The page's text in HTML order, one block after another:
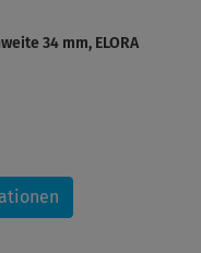
34 mm, ELORA